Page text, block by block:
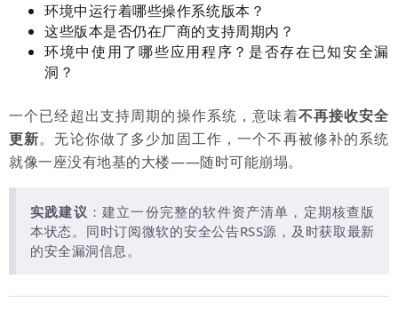
环境中运行着哪些操作系统版本？
这些版本是否仍在厂商的支持周期内？
环境中使用了哪些应用程序？是否存在已知安全漏
洞？
一个已经超出支持周期的操作系统，意味着不再接收安全
更新。无论你做了多少加固工作，一个不再被修补的系统
就像一座没有地基的大楼——随时可能崩塌。
实践建议 ：建立一份完整的软件资产清单，定期核查版
本状态。同时订阅微软的安全公告RSS源，及时获取最新
的安全漏洞信息。